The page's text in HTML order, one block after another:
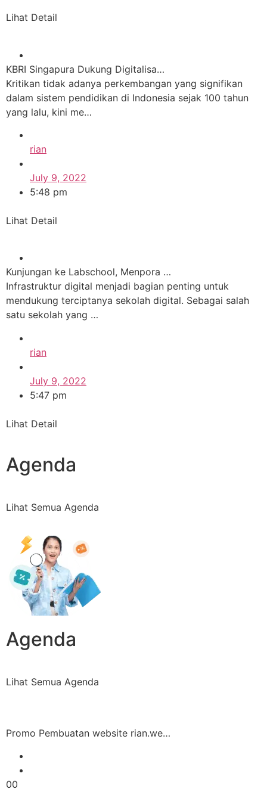
Lihat Detail
KBRI Singapura Dukung Digitalisa…
Kritikan tidak adanya perkembangan yang signifikan
dalam sistem pendidikan di Indonesia sejak 100 tahun
yang lalu, kini me…
rian
July 9, 2022
5:48 pm
Lihat Detail
Kunjungan ke Labschool, Menpora …
Infrastruktur digital menjadi bagian penting untuk
mendukung terciptanya sekolah digital. Sebagai salah
satu sekolah yang …
rian
July 9, 2022
5:47 pm
Lihat Detail
Agenda
Lihat Semua Agenda
Agenda
Lihat Semua Agenda
Promo Pembuatan website rian.we…
00